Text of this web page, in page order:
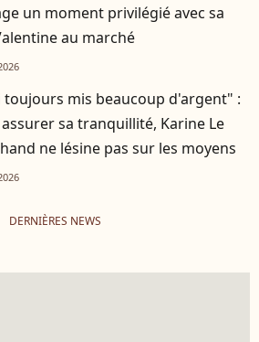
un moment privilégié avec sa
au marché
toujours mis beaucoup d'argent" :
sa tranquillité, Karine Le
ne lésine pas sur les moyens
DERNIÈRES NEWS